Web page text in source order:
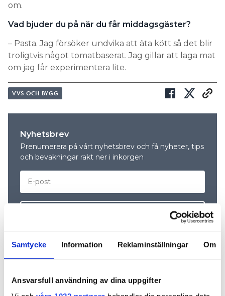
Samtycke Information Reklaminställningar Om
Ansvarsfull användning av dina uppgifter
om.
Vad bjuder du på när du får ­middagsgäster?
– Pasta. Jag försöker undvika att äta kött så det blir
troligtvis något tomatbaserat. Jag gillar att laga mat
om jag får experimentera lite.
VVS OCH BYGG
Nyhetsbrev
Prenumerera på vårt nyhetsbrev och få nyheter, tips
och bevakningar rakt ner i inkorgen